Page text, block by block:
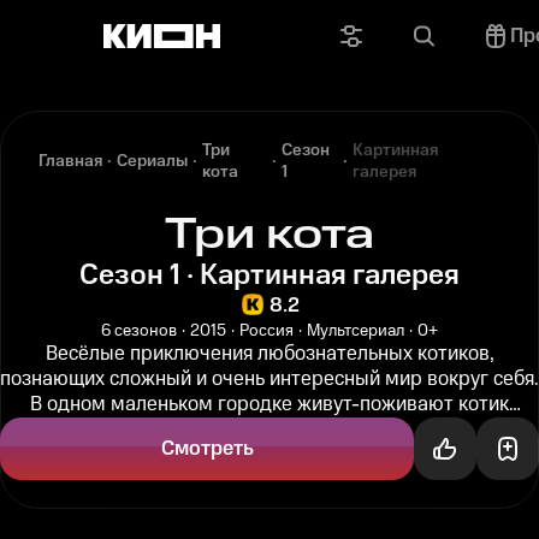
Главная Сериалы Три
кота
Сезон
1
Картинная
галерея
Три кота
Сезон 1 · Картинная галерея
8.2
6 сезонов 2015 Россия Мультсериал 0+
Весёлые приключения любознательных котиков,
познающих сложный и очень интересный мир вокруг себя.
В одном маленьком городке живут-поживают котик
Коржик, его брат Компот и...
Смотреть